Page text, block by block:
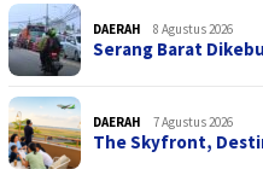
DAERAH 8 Agustus 2026
Serang Barat
DAERAH 7 Agustus 2026
The Skyfront,